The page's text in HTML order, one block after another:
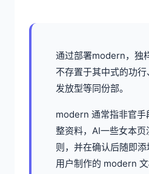
通过部署modern，独
不存置于其中式的功行
发放型等同份部。
modern 通常指非官手
整资料，AI一些女本
则，并在确认后随即
用户制作的 modern